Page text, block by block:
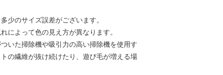
少のサイズ誤差がございます。
によって色の見え方が異なります。
いた掃除機や吸引力の高い掃除機を使用す
の繊維が抜け続けたり、遊び毛が増える場